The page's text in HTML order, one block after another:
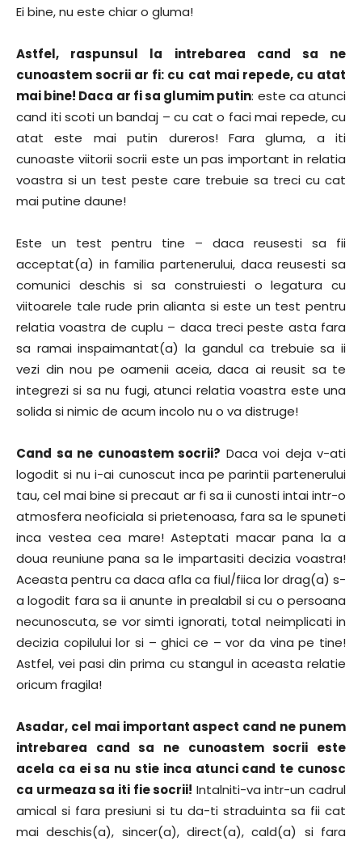
Ei bine, nu este chiar o gluma!
Astfel, raspunsul la intrebarea cand sa ne
cunoastem socrii ar fi: cu cat mai repede, cu atat
mai bine! Daca ar fi sa glumim putin: este ca atunci
cand iti scoti un bandaj – cu cat o faci mai repede, cu
atat este mai putin dureros! Fara gluma, a iti
cunoaste viitorii socrii este un pas important in relatia
voastra si un test peste care trebuie sa treci cu cat
mai putine daune!
Este un test pentru tine – daca reusesti sa fii
acceptat(a) in familia partenerului, daca reusesti sa
comunici deschis si sa construiesti o legatura cu
viitoarele tale rude prin alianta si este un test pentru
relatia voastra de cuplu – daca treci peste asta fara
sa ramai inspaimantat(a) la gandul ca trebuie sa ii
vezi din nou pe oamenii aceia, daca ai reusit sa te
integrezi si sa nu fugi, atunci relatia voastra este una
solida si nimic de acum incolo nu o va distruge!
Cand sa ne cunoastem socrii? Daca voi deja v-ati
logodit si nu i-ai cunoscut inca pe parintii partenerului
tau, cel mai bine si precaut ar fi sa ii cunosti intai intr-o
atmosfera neoficiala si prietenoasa, fara sa le spuneti
inca vestea cea mare! Asteptati macar pana la a
doua reuniune pana sa le impartasiti decizia voastra!
Aceasta pentru ca daca afla ca fiul/fiica lor drag(a) s-
a logodit fara sa ii anunte in prealabil si cu o persoana
necunoscuta, se vor simti ignorati, total neimplicati in
decizia copilului lor si – ghici ce – vor da vina pe tine!
Astfel, vei pasi din prima cu stangul in aceasta relatie
oricum fragila!
Asadar, cel mai important aspect cand ne punem
intrebarea cand sa ne cunoastem socrii este
acela ca ei sa nu stie inca atunci cand te cunosc
ca urmeaza sa iti fie socrii! Intalniti-va intr-un cadrul
amical si fara presiuni si tu da-ti straduinta sa fii cat
mai deschis(a), sincer(a), direct(a), cald(a) si fara